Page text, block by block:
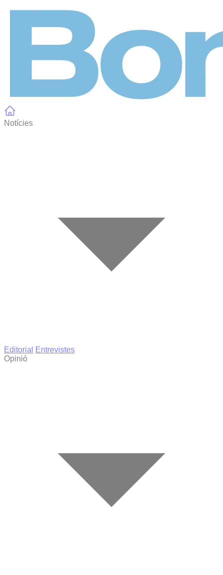
Notícies
Editorial
Entrevistes
Opinió